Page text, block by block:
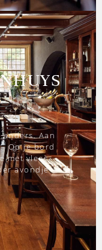
Aan
Op je bord
met vlees,
avondje